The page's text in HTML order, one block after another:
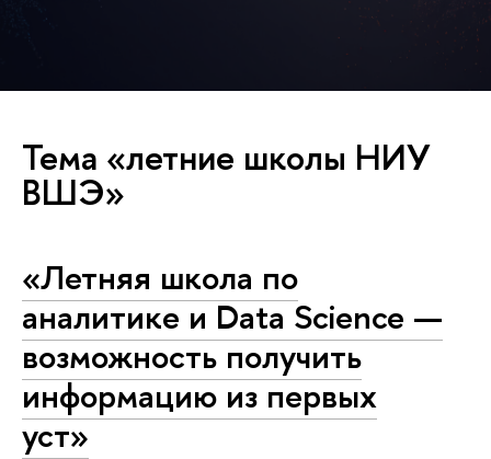
Тема «летние школы НИУ
ВШЭ»
«Летняя школа по
аналитике и Data Science —
возможность получить
информацию из первых
уст»